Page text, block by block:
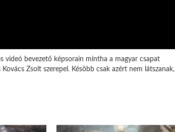
videó bevezető képsorain mintha a magyar csapat
Zsolt szerepel. Késöbb csak azért nem látszanak,